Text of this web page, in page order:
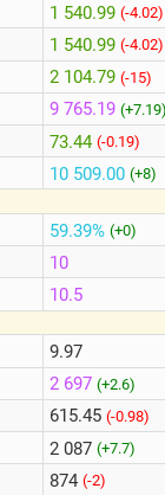
1 540.99 (-4.02)
1 540.99 (-4.02)
2 104.79 (-15)
9 765.19
73.44 (-0.19)
10 509.00 (+8)
59.39% (+0)
10
10.5
9.97
2 697 (+2.6)
615.45 (-0.98)
2 087 (+7.7)
874 (-2)